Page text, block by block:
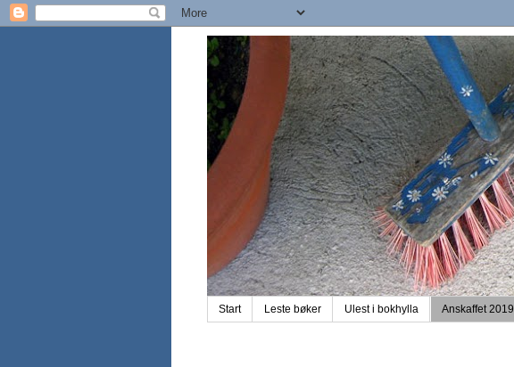
Start Leste bøker Ulest i bokhylla Anskaffet 2019